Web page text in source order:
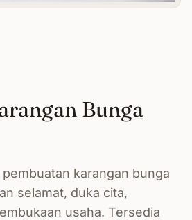
Bunga
karangan bunga
selamat, duka cita,
usaha. Tersedia